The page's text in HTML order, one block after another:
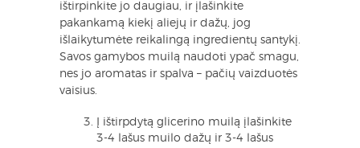
ištirpinkite jo daugiau, ir įlašinkite
pakankamą kiekį aliejų ir dažų, jog
išlaikytumėte reikalingą ingredientų santykį.
Savos gamybos muilą naudoti ypač smagu,
nes jo aromatas ir spalva – pačių vaizduotės
vaisius.
Į ištirpdytą glicerino muilą įlašinkite
3-4 lašus muilo dažų ir 3-4 lašus